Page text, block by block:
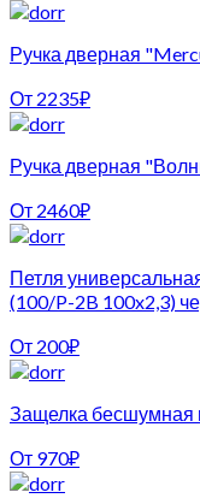
Ручка дверная
От 2235₽
Ручка дверная
От 2460₽
Петля
(100/P-2B 100x2,3)
От 200₽
Защелка бесшумная
От 970₽